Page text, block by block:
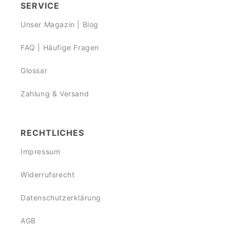
SERVICE
Unser Magazin | Blog
FAQ | Häufige Fragen
Glossar
Zahlung & Versand
RECHTLICHES
Impressum
Widerrufsrecht
Datenschutzerklärung
AGB